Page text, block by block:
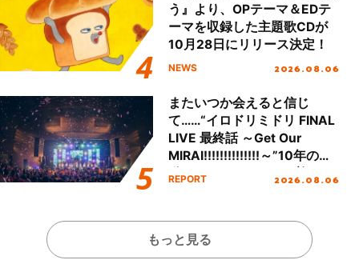
う』より、OPテーマ＆EDテ
ーマを収録した主題歌CDが
10月28日にリリース決定！
NEWS 2026.08.06
またいつか会えると信じ
て……“イロドリミドリ FINAL
LIVE 最終話 ～Get Our
MIRAI!!!!!!!!!!!!!!～”10年の活
動を経てファイナルを迎える
REPORT 2026.08.06
もっと見る